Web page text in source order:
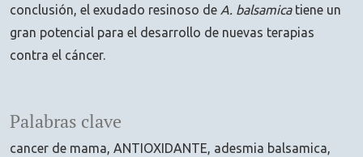
Palabras clave
cancer de mama ANTIOXIDANTE adesmia balsamica
conclusión, el exudado resinoso de A. balsamica tiene un
gran potencial para el desarrollo de nuevas terapias
contra el cáncer.